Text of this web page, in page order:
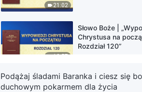
21:02
18:57
Słowo Boże |
Chrystusa na
Rozdział 120”
Podążaj śladami Baranka i ciesz się
duchowym pokarmem dla życia